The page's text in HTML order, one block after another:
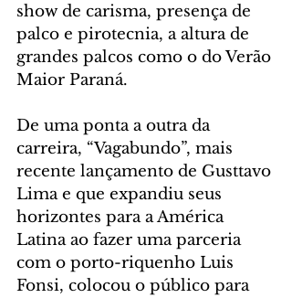
show de carisma, presença de
palco e pirotecnia, a altura de
grandes palcos como o do Verão
Maior Paraná.
De uma ponta a outra da
carreira, “Vagabundo”, mais
recente lançamento de Gusttavo
Lima e que expandiu seus
horizontes para a América
Latina ao fazer uma parceria
com o porto-riquenho Luis
Fonsi, colocou o público para